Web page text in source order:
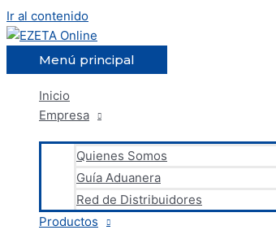
Ir al contenido
Menú principal
Inicio
Empresa
Quienes Somos
Guía Aduanera
Red de Distribuidores
Productos